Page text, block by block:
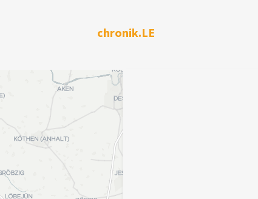
chronik.LE